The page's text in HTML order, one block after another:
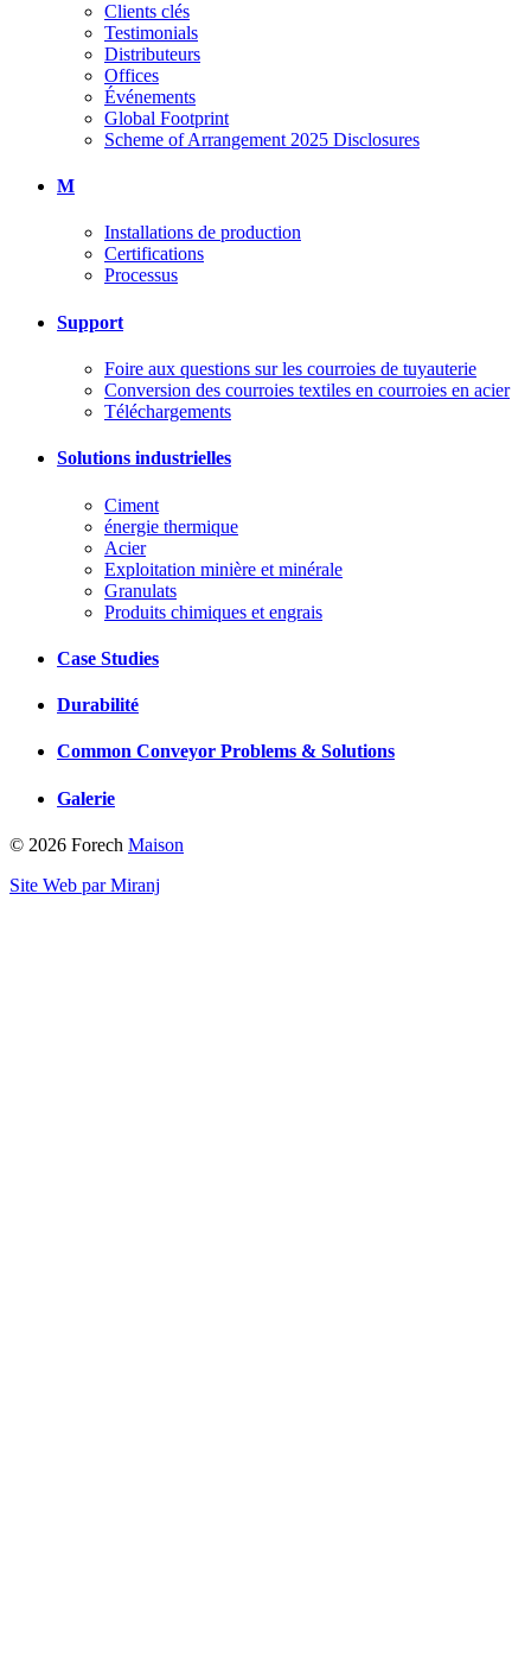
Clients clés
Testimonials
Distributeurs
Offices
Événements
Global Footprint
Scheme of Arrangement 2025 Disclosures
M
Installations de production
Certifications
Processus
Support
Foire aux questions sur les courroies de tuyauterie
Conversion des courroies textiles en courroies en acier
Téléchargements
Solutions industrielles
Ciment
énergie thermique
Acier
Exploitation minière et minérale
Granulats
Produits chimiques et engrais
Case Studies
Durabilité
Common Conveyor Problems & Solutions
Galerie
© 2026 Forech Maison
Site Web par Miranj